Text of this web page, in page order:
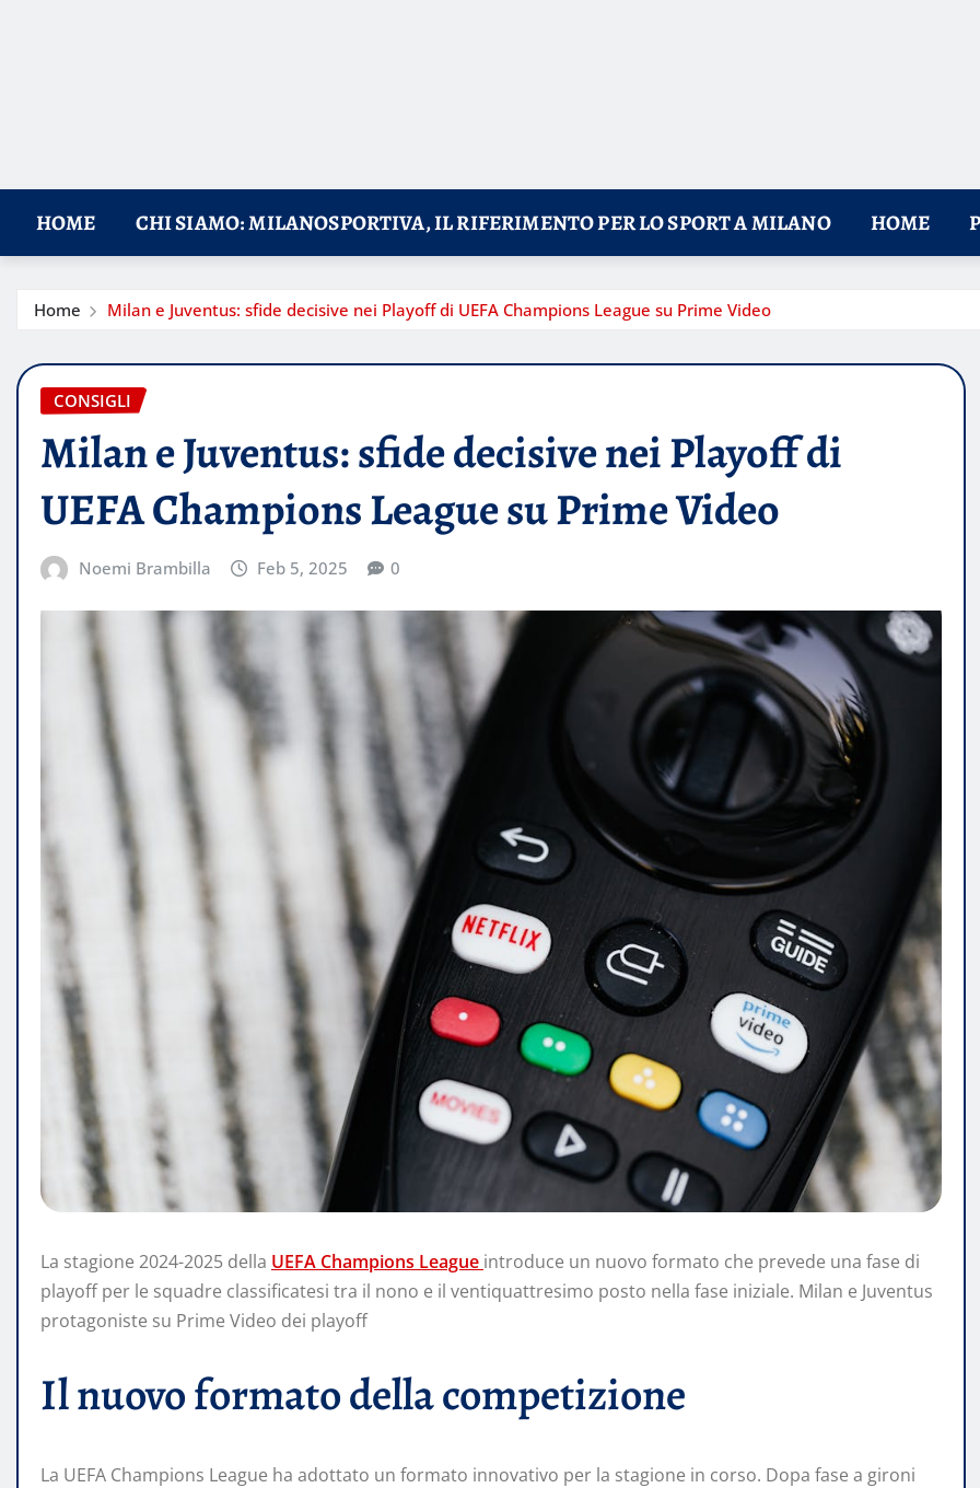
HOME CHI SIAMO: MILANOSPORTIVA, IL RIFERIMENTO PER LO SPORT A MILANO HOME
Home Milan e Juventus: sfide decisive nei Playoff di UEFA Champions League su Prime Video
CONSIGLI
Milan e Juventus: sfide decisive nei Playoff di
UEFA Champions League su Prime Video
Noemi Brambilla Feb 5, 2025 0
La stagione 2024-2025 della UEFA Champions League introduce un nuovo formato che prevede una fase di
playoff per le squadre classificatesi tra il nono e il ventiquattresimo posto nella fase iniziale. Milan e Juventus
protagoniste su Prime Video dei playoff
Il nuovo formato della competizione
La UEFA Champions League ha adottato un formato innovativo per la stagione in corso. Dopa fase a gironi